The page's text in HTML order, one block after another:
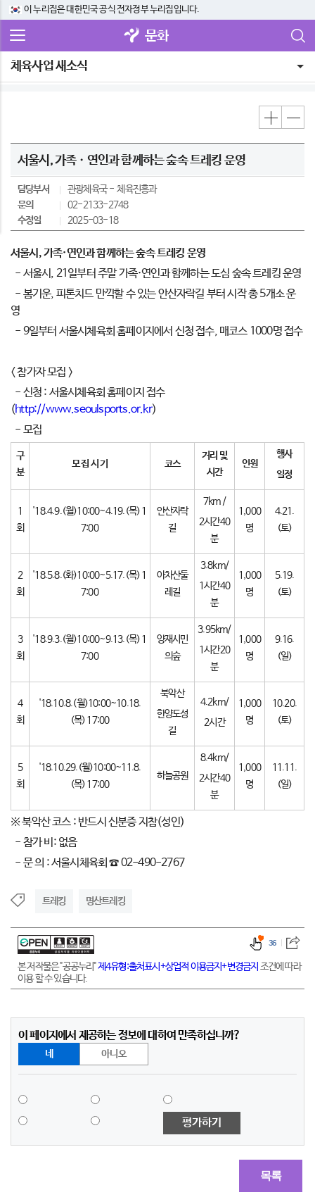
이 누리집은 대한민국 공식 전자정부 누리집입니다.
문화
체육사업 새소식
서울시, 가족ㆍ연인과 함께하는 숲속 트레킹 운영
담당부서 관광체육국
체육진흥과
문의
02-2133-2748
수정일
2025-03-18
서울시, 가족·연인과 함께하는 숲속 트레킹 운영
- 서울시, 21일부터 주말 가족·연인과 함께하는 도심 숲속 트레킹 운영
- 봄기운, 피톤치드 만끽할 수 있는 안산자락길 부터 시작 총 5개소 운
영
- 9일부터 서울시체육회 홈페이지에서 신청 접수, 매코스 1000명 접수
< 참가자 모집 >
- 신청 : 서울시체육회 홈페이지 접수
(http://www.seoulsports.or.kr)
- 모집
구
분
모 집 시 기 코스
거리 및
시간
인원
행사
일정
1
회
'18.4.9.(월)10:00~4.19.(목) 1
7:00
안산자락
길
7km /
2시간40
분
1,000
명
4.21.
(토)
2
회
'18.5.8.(화)10:00~5.17.(목) 1
7:00
아차산둘
레길
3.8km/
1시간40
분
1,000
명
5.19.
(토)
3
회
'18.9.3.(월)10:00~9.13.(목) 1
7:00
양재시민
의숲
3.95km/
1시간20
분
1,000
명
9.16.
(일)
4
회
'18.10.8.(월)10:00~10.18.
(목) 17:00
북악산
한양도성
길
4.2km/
2시간
1,000
명
10.20.
(토)
5
회
'18.10.29.(월)10:00~11.8.
(목) 17:00
하늘공원
8.4km/
2시간40
분
1,000
명
11.11.
(일)
※ 북악산 코스 : 반드시 신분증 지참(성인)
- 참가 비: 없음
- 문 의 : 서울시체육회 ☎ 02-490-2767
트레킹 명산트레킹
본 저작물은 "공공누리"제4유형:출처표시+상업적 이용금지+변경금지 조건에 따라
이용 할 수 있습니다.
36
이 페이지에서 제공하는 정보에 대하여 만족하십니까?
네 아니오
평가하기
목록